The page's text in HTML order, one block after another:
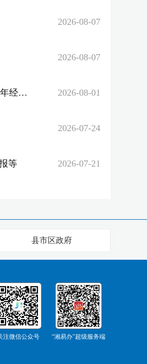
2026-08-07
2026-08-07
精神 2026-08-01
2026-07-24
等 2026-07-21
县市区政府
注微信公众号 “湘易办”超级服务端